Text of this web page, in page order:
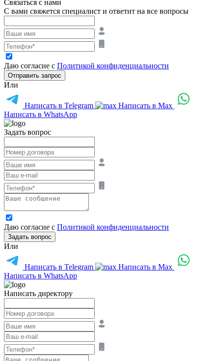
Связаться с нами
С вами свяжется специалист и ответит на все вопросы
Даю согласие с Политикой конфиденциальности
Отправить запрос
Или
Написать в Telegram
Написать в Max
Написать в WhatsApp
Задать вопрос
Даю согласие с Политикой конфиденциальности
Задать вопрос
Или
Написать в Telegram
Написать в Max
Написать в WhatsApp
Написать директору